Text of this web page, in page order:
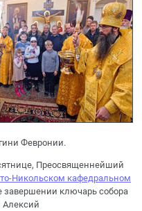
Февронии.
Преосвященнейший
Никольском кафедральном
завершении ключарь собора
Алексий